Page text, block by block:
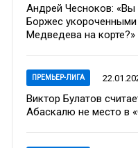
Андрей Чесноков: «Вы
Боржес
Медведева на корте?»
ПРЕМЬЕР-ЛИГА
Виктор Булатов
Абаскалю не место в